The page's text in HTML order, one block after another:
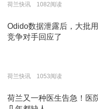
荷兰快讯 1082阅读
Odido数据泄露后，大批
竞争对手回应了
荷兰快讯 1053阅读
荷兰又一种医生告急！医